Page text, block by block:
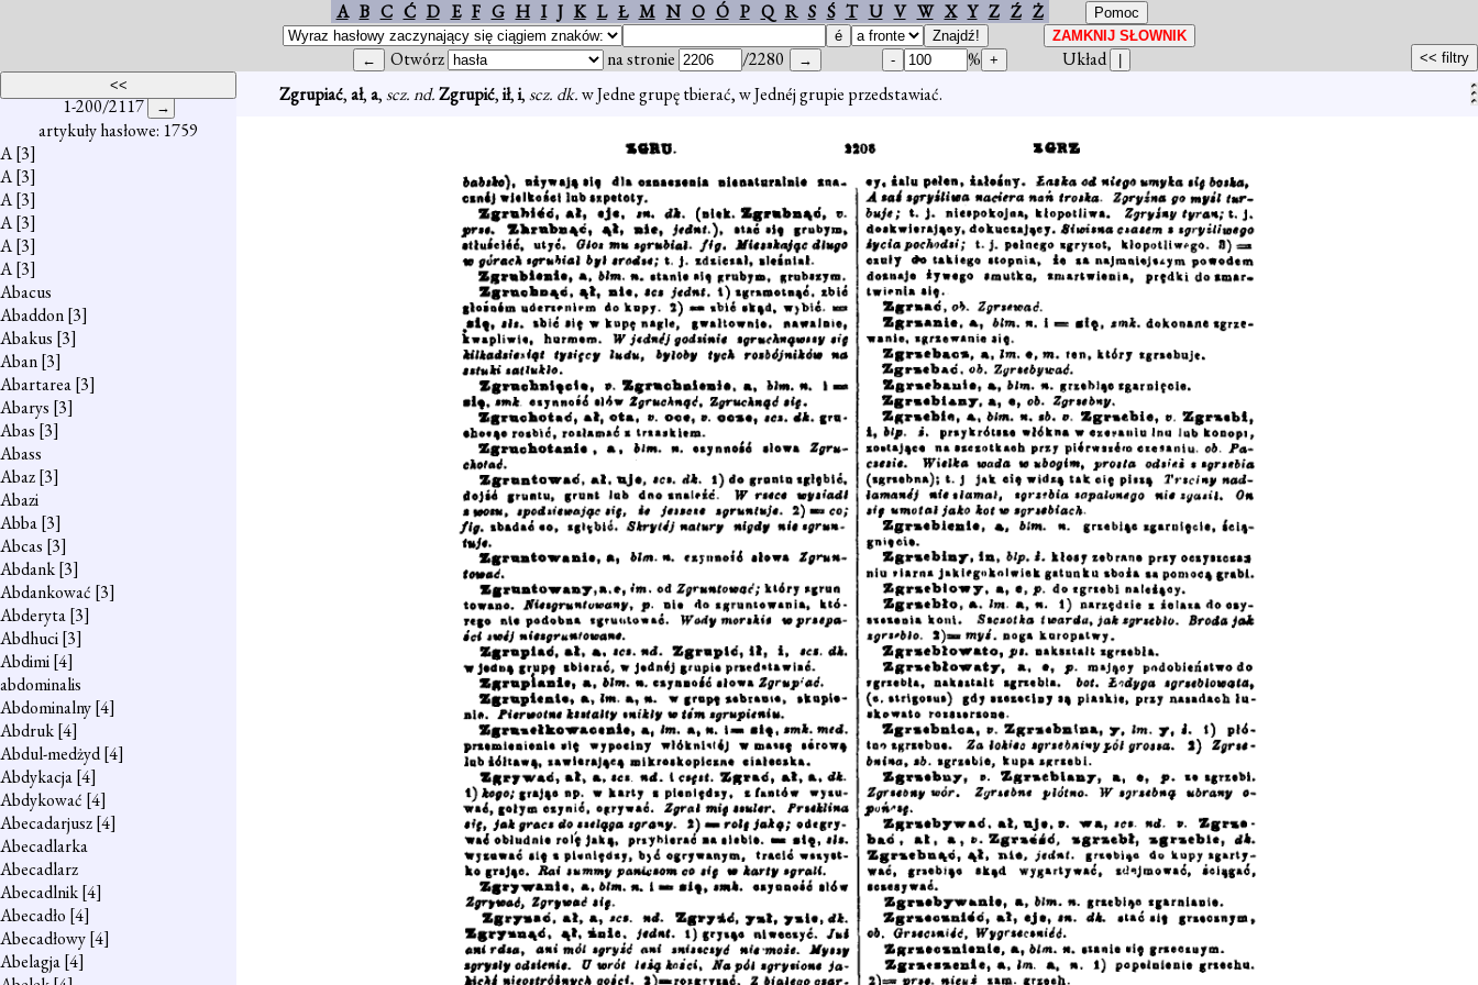
A B C Ć D E F G H I J K L Ł M N O Ó P Q R S Ś T U V W X Y Z Ź Ż
Otwórz na stronie /2280 % Układ
1-200/2117
artykuły hasłowe: 1759
A[3]
A[3]
A[3]
A[3]
A[3]
A[3]
Abacus
Abaddon[3]
Abakus [3]
Aban[3]
Abartarea[3]
Abarys [3]
Abas [3]
Abass
Abaz[3]
Abazi
Abba[3]
Abcas [3]
Abdank[3]
Abdankować [3]
Abderyta[3]
Abdhuci[3]
Abdimi[4]
abdominalis
Abdominalny[4]
Abdruk[4]
Abdul-medżyd[4]
Abdykacja[4]
Abdykować [4]
Abecadarjusz[4]
Abecadlarka
Abecadlarz
Abecadlnik[4]
Abecadło [4]
Abecadłowy[4]
Abelagja[4]
Zgrupiać,ał,a,scz. nd.Zgrupić,ił,i,scz. dk.w Jedne grupę tbierać, w Jednéj grupie przedstawiać.